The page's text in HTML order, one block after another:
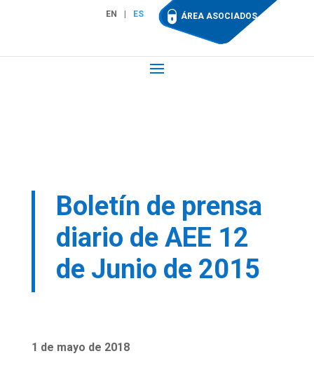
EN ES ÁREA ASOCIADOS
Boletín de prensa
diario de AEE 12
de Junio de 2015
1 de mayo de 2018